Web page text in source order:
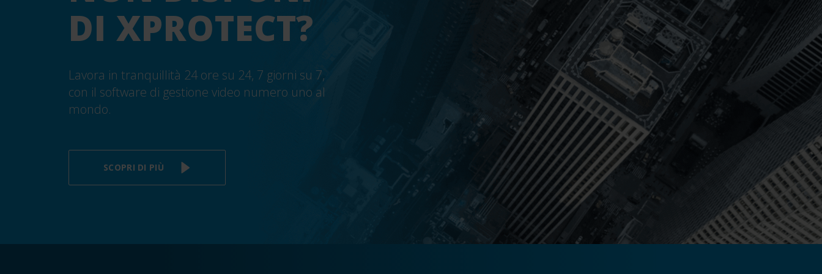
DI XPROTECT?
Lavora in tranquillità 24 ore su 24, 7 giorni su 7,
con il software di gestione video numero uno al
mondo.
SCOPRI DI PIÙ